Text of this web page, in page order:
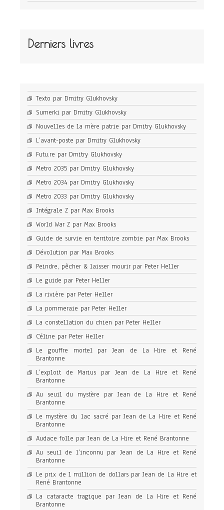
Derniers livres
Texto par Dmitry Glukhovsky
Sumerki par Dmitry Glukhovsky
Nouvelles de la mère patrie par Dmitry Glukhovsky
L’avant-poste par Dmitry Glukhovsky
Futu.re par Dmitry Glukhovsky
Metro 2035 par Dmitry Glukhovsky
Metro 2034 par Dmitry Glukhovsky
Metro 2033 par Dmitry Glukhovsky
Intégrale Z par Max Brooks
World War Z par Max Brooks
Guide de survie en territoire zombie par Max Brooks
Dévolution par Max Brooks
Peindre, pêcher & laisser mourir par Peter Heller
Le guide par Peter Heller
La rivière par Peter Heller
La pommeraie par Peter Heller
La constellation du chien par Peter Heller
Céline par Peter Heller
Le gouffre mortel par Jean de La Hire et René
Brantonne
L’exploit de Marius par Jean de La Hire et René
Brantonne
Au seuil du mystère par Jean de La Hire et René
Brantonne
Le mystère du lac sacré par Jean de La Hire et René
Brantonne
Audace folle par Jean de La Hire et René Brantonne
Au seuil de l’inconnu par Jean de La Hire et René
Brantonne
Le prix de 1 million de dollars par Jean de La Hire et
René Brantonne
La cataracte tragique par Jean de La Hire et René
Brantonne